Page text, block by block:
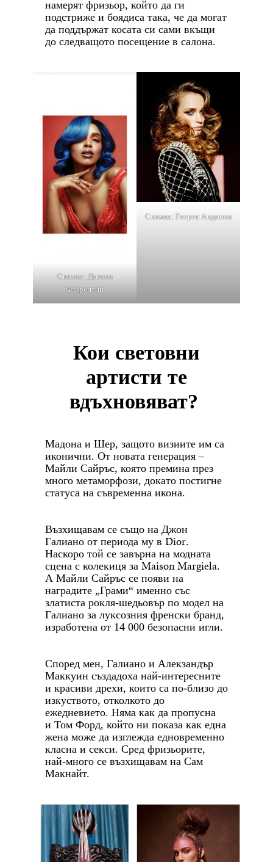
намерят фризьор, който да ги
подстриже и боядиса така, че да могат
да поддържат косата си сами вкъщи
до следващото посещение в салона.
Снимка: Диляна
Флорентин
Снимка: Георги Андинов
Кои световни
артисти те
вдъхновяват?
Мадона и Шер, защото визиите им са
иконични. От новата генерация –
Майли Сайръс, която премина през
много метаморфози, докато постигне
статуса на съвременна икона.
Възхищавам се също на Джон
Галиано от периода му в Dior.
Наскоро той се завърна на модната
сцена с колекиця за Maison Margiela.
А Майли Сайръс се появи на
наградите „Грами“ именно със
златиста рокля-шедьовър по модел на
Галиано за луксозния френски бранд,
изработена от 14 000 безопасни игли.
Според мен, Галиано и Алекзандър
Маккуин създадоха най-интересните
и красиви дрехи, които са по-близо до
изкуството, отколкото до
ежедневието. Няма как да пропусна
и Том Форд, който ни показа как една
жена може да изглежда едновременно
класна и секси. Сред фризьорите,
най-много се възхищавам на Сам
Макнайт.